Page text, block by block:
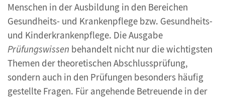
Menschen in der Ausbildung in den Bereichen
Gesundheits- und Krankenpflege bzw. Gesundheits-
und Kinderkrankenpflege. Die Ausgabe
Prüfungswissen behandelt nicht nur die wichtigsten
Themen der theoretischen Abschlussprüfung,
sondern auch in den Prüfungen besonders häufig
gestellte Fragen. Für angehende Betreuende in der